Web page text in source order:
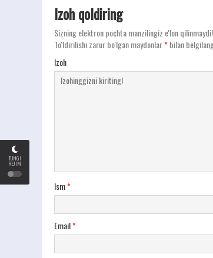
TUNGI
REJIM
Izoh qoldiring
Sizning elektron pochta manzilingiz e'lon qilinmaydi!
To'ldirilishi zarur bo'lgan maydonlar*bilan
Izoh
Ism*
Email*